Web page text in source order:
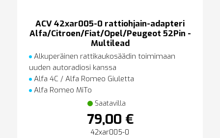
ACV 42xar005-0 rattiohjain-adapteri
Alfa/Citroen/Fiat/Opel/Peugeot 52Pin -
Multilead
Alkuperäinen rattikaukosäädin toimimaan
uuden autoradiosi kanssa
Alfa 4C / Alfa Romeo Giuletta
Alfa Romeo MiTo
Saatavilla
79,00 €
42xar005-0